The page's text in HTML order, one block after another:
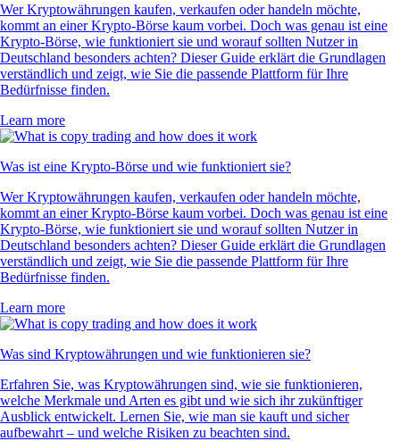
Wer Kryptowährungen kaufen, verkaufen oder handeln möchte,
kommt an einer Krypto-Börse kaum vorbei. Doch was genau ist eine
Krypto-Börse, wie funktioniert sie und worauf sollten Nutzer in
Deutschland besonders achten? Dieser Guide erklärt die Grundlagen
verständlich und zeigt, wie Sie die passende Plattform für Ihre
Bedürfnisse finden.
Learn more
Was ist eine Krypto-Börse und wie funktioniert sie?
Wer Kryptowährungen kaufen, verkaufen oder handeln möchte,
kommt an einer Krypto-Börse kaum vorbei. Doch was genau ist eine
Krypto-Börse, wie funktioniert sie und worauf sollten Nutzer in
Deutschland besonders achten? Dieser Guide erklärt die Grundlagen
verständlich und zeigt, wie Sie die passende Plattform für Ihre
Bedürfnisse finden.
Learn more
Was sind Kryptowährungen und wie funktionieren sie?
Erfahren Sie, was Kryptowährungen sind, wie sie funktionieren,
welche Merkmale und Arten es gibt und wie sich ihr zukünftiger
Ausblick entwickelt. Lernen Sie, wie man sie kauft und sicher
aufbewahrt – und welche Risiken zu beachten sind.